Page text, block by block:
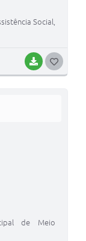
BAIXAR
Social,
de Meio